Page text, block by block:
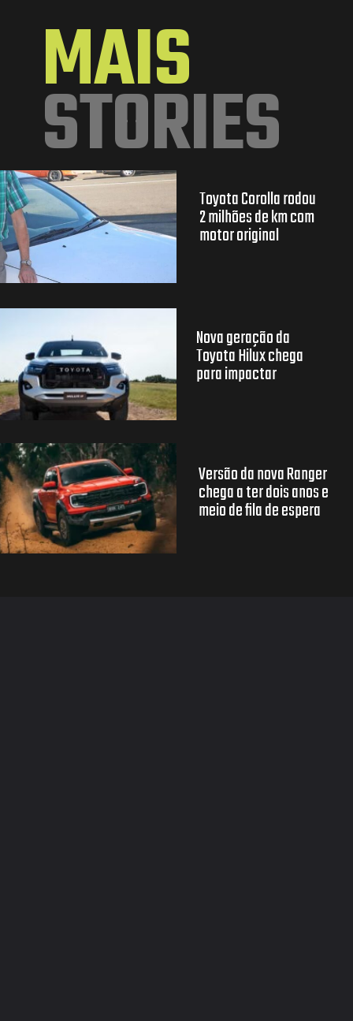
MAIS
STORIES
Toyota Corolla rodou
2 milhões de km com
motor original
Nova geração da
Toyota Hilux chega
para impactar
Versão da nova Ranger
chega a ter dois anos e
meio de fila de espera